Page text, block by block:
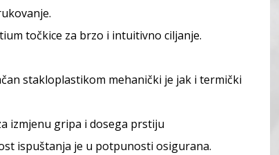
točkice za brzo i intuitivno ciljanje.
stakloplastikom mehanički je jak i termički
izmjenu gripa i dosega prstiju
ispuštanja je u potpunosti osigurana.